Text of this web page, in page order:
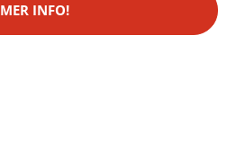
MER INFO!